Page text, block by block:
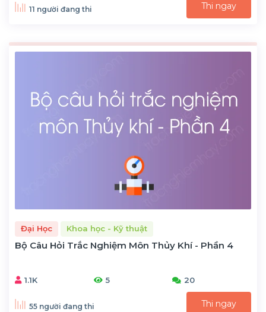
11 người đang thi Thi ngay
Đại Học Khoa học - Kỹ thuật
Bộ Câu Hỏi Trắc Nghiệm Môn Thủy Khí - Phần 4
1.1K 5 20
55 người đang thi Thi ngay